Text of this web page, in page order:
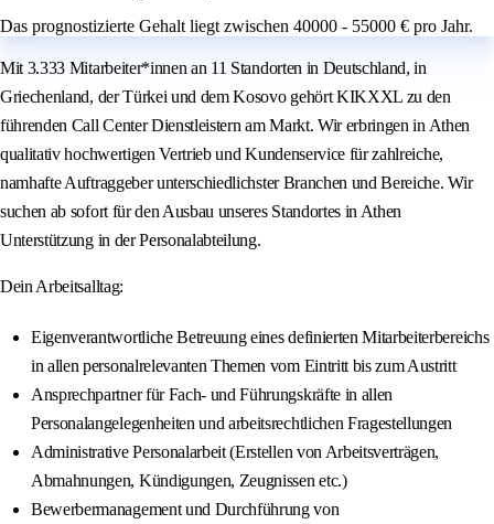
Das prognostizierte Gehalt liegt zwischen 40000 - 55000 € pro Jahr.
Mit 3.333 Mitarbeiter*innen an 11 Standorten in Deutschland, in
Griechenland, der Türkei und dem Kosovo gehört KIKXXL zu den
führenden Call Center Dienstleistern am Markt. Wir erbringen in Athen
qualitativ hochwertigen Vertrieb und Kundenservice für zahlreiche,
namhafte Auftraggeber unterschiedlichster Branchen und Bereiche. Wir
suchen ab sofort für den Ausbau unseres Standortes in Athen
Unterstützung in der Personalabteilung.
Dein Arbeitsalltag:
Eigenverantwortliche Betreuung eines definierten Mitarbeiterbereichs
in allen personalrelevanten Themen vom Eintritt bis zum Austritt
Ansprechpartner für Fach- und Führungskräfte in allen
Personalangelegenheiten und arbeitsrechtlichen Fragestellungen
Administrative Personalarbeit (Erstellen von Arbeitsverträgen,
Abmahnungen, Kündigungen, Zeugnissen etc.)
Bewerbermanagement und Durchführung von